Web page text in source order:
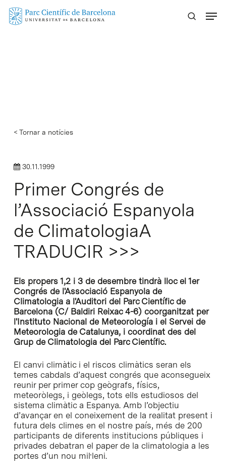
Skip
< Tornar a notícies
30.11.1999
Primer Congrés de
l’Associació Espanyola
de ClimatologiaA
TRADUCIR >>>
Els propers 1,2 i 3 de desembre tindrà lloc el 1er
Congrés de l'Associació Espanyola de
Climatologia a l'Auditori del Parc Científic de
Barcelona (C/ Baldiri Reixac 4-6) coorganitzat per
l'Instituto Nacional de Meteorología i el Servei de
Meteorologia de Catalunya, i coordinat des del
Grup de Climatologia del Parc Científic.
El canvi climàtic i el riscos climàtics seran els
temes cabdals d’aquest congrés que aconsegueix
reunir per primer cop geògrafs, físics,
meteoròlegs, i geòlegs, tots ells estudiosos del
sistema climàtic a Espanya. Amb l’objectiu
d’avançar en el coneixement de la realitat present i
futura dels climes en el nostre país, més de 200
participants de diferents institucions públiques i
privades debatran el paper de la climatologia a les
portes d’un nou mil·leni.